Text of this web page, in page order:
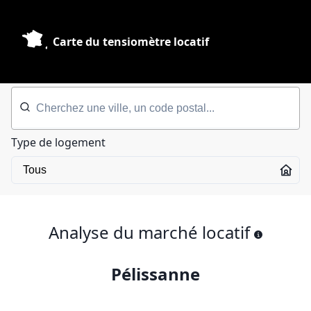
Carte du tensiomètre locatif
Type de logement
Analyse du marché locatif
Pélissanne